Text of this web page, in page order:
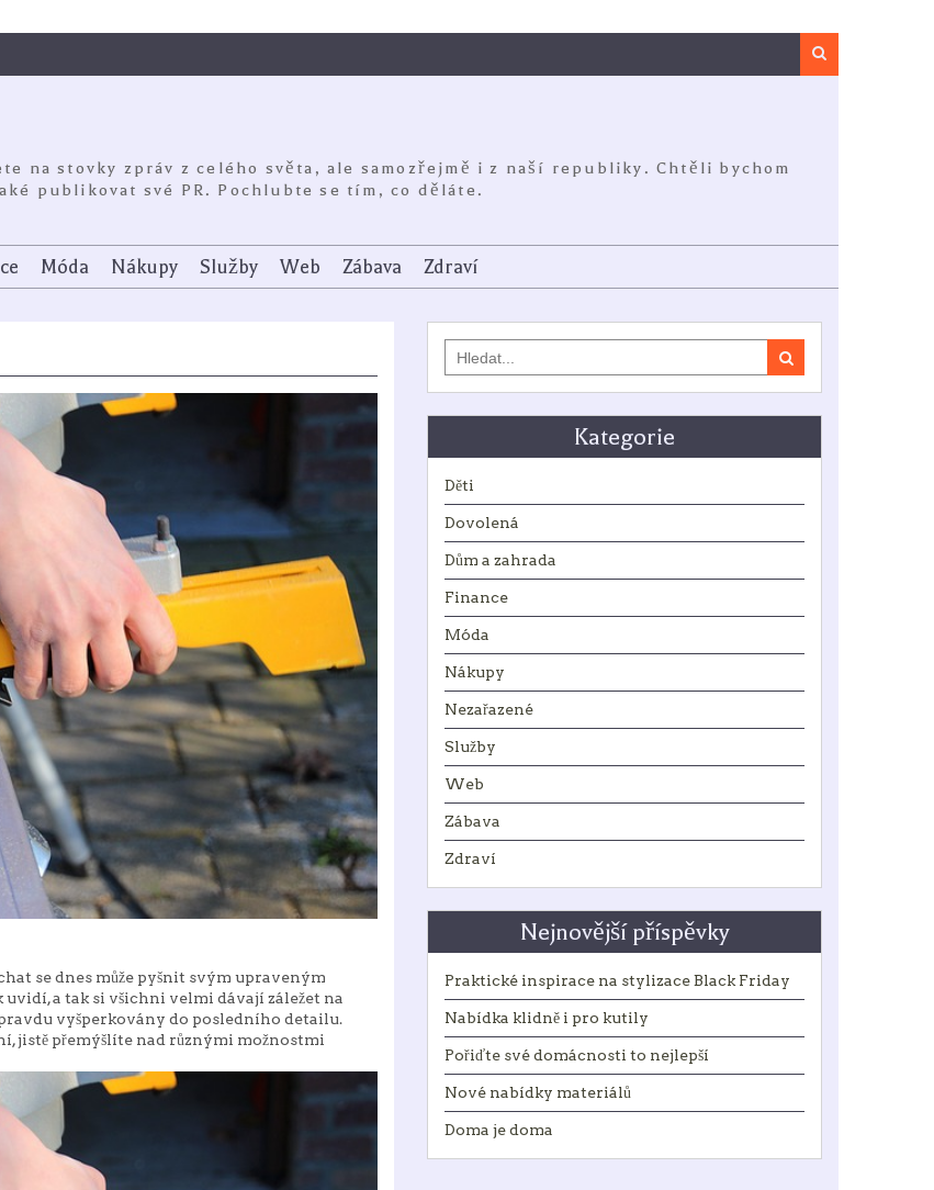
na stovky zpráv z celého světa, ale samozřejmě i z naší republiky. Chtěli bychom
publikovat své PR. Pochlubte se tím, co děláte.
Móda Nákupy Služby Web Zábava Zdraví
se dnes může pyšnit svým upraveným
a tak si všichni velmi dávají záležet na
vyšperkovány do posledního detailu.
jistě přemýšlíte nad různými možnostmi
for:
Kategorie
Děti
Dovolená
Dům a zahrada
Finance
Móda
Nákupy
Nezařazené
Služby
Web
Zábava
Zdraví
Nejnovější příspěvky
Praktické inspirace na stylizace Black Friday
Nabídka klidně i pro kutily
Pořiďte své domácnosti to nejlepší
Nové nabídky materiálů
Doma je doma